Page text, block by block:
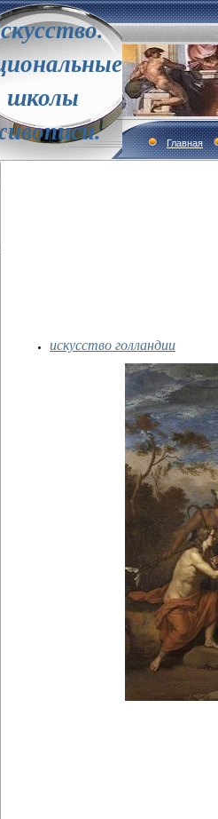
школы
Главная
искусство голландии